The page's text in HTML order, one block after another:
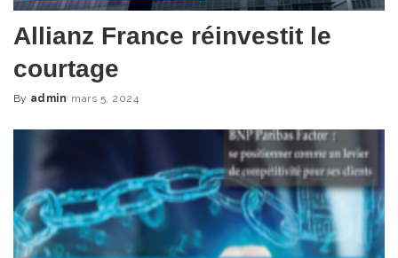
Allianz France réinvestit le
courtage
Posted
By admin mars 5, 2024